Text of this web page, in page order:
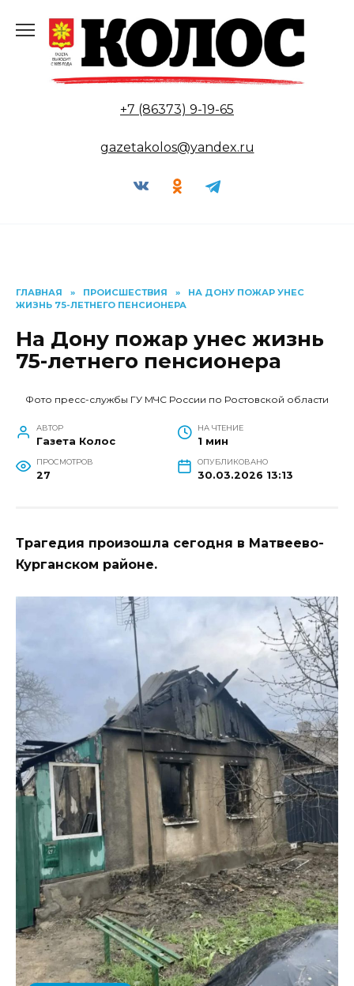
содержанию
+7 (86373) 9-19-65
gazetakolos@yandex.ru
ГЛАВНАЯ » ПРОИСШЕСТВИЯ »
НА ДОНУ ПОЖАР УНЕС
ЖИЗНЬ 75-ЛЕТНЕГО ПЕНСИОНЕРА
На Дону пожар унес жизнь
75-летнего пенсионера
Фото пресс-службы ГУ МЧС России по Ростовской области
АВТОР
Газета Колос
НА ЧТЕНИЕ
1 мин
ПРОСМОТРОВ
27
ОПУБЛИКОВАНО
30.03.2026 13:13
Трагедия произошла сегодня в Матвеево-
Курганском районе.